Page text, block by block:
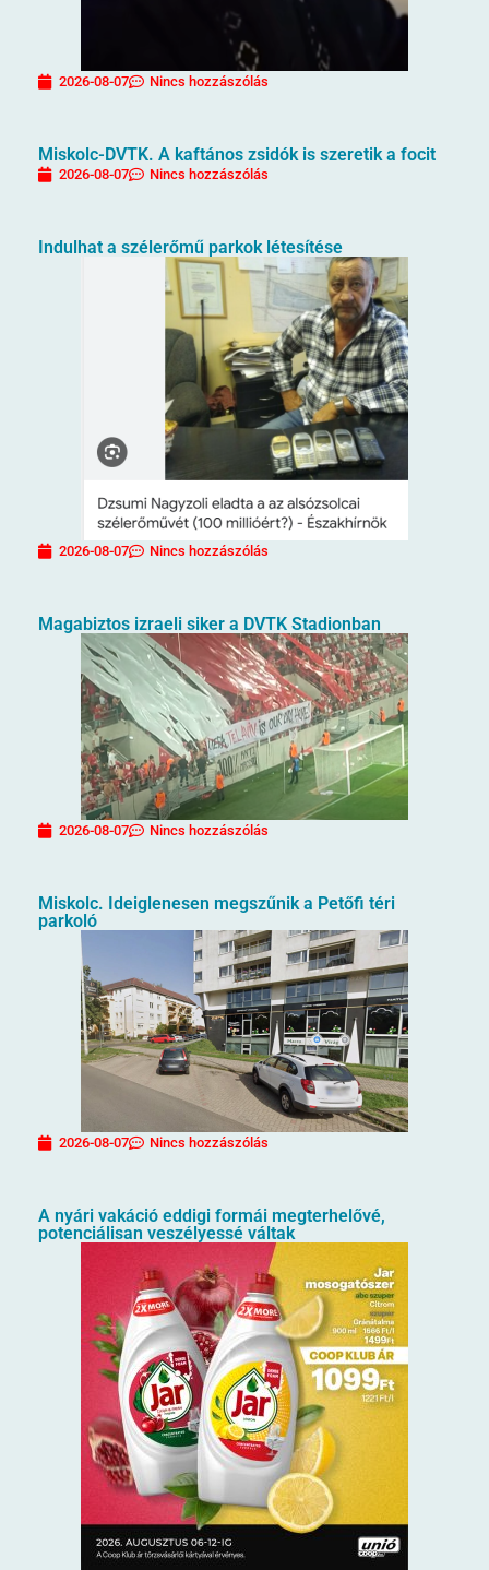
2026-08-07 Nincs hozzászólás
Miskolc-DVTK. A kaftános zsidók is szeretik a focit
2026-08-07 Nincs hozzászólás
Indulhat a szélerőmű parkok létesítése
2026-08-07 Nincs hozzászólás
Magabiztos izraeli siker a DVTK Stadionban
2026-08-07 Nincs hozzászólás
Miskolc. Ideiglenesen megszűnik a Petőfi téri
parkoló
2026-08-07 Nincs hozzászólás
A nyári vakáció eddigi formái megterhelővé,
potenciálisan veszélyessé váltak